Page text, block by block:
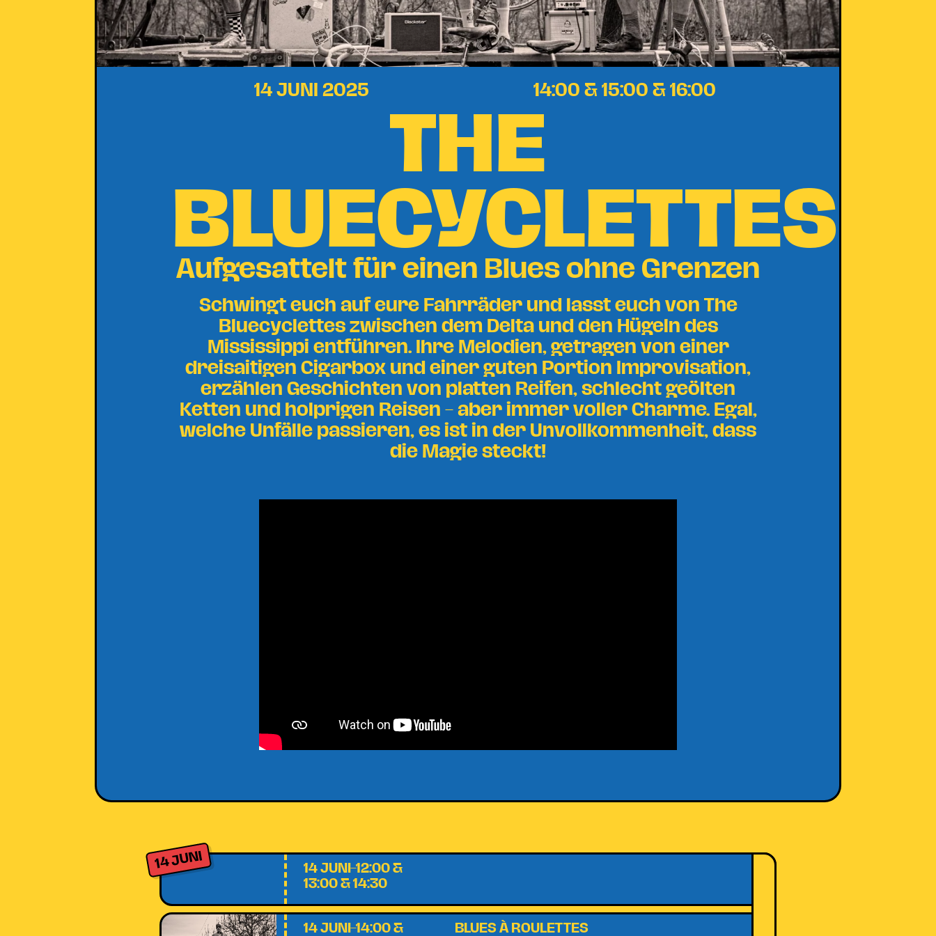
14 JUNI 2025 14:00 & 15:00 & 16:00
THE
BLUECYCLETTES
Aufgesattelt für einen Blues ohne Grenzen
Schwingt euch auf eure Fahrräder und lasst euch von The
Bluecyclettes zwischen dem Delta und den Hügeln des
Mississippi entführen. Ihre Melodien, getragen von einer
dreisaitigen Cigarbox und einer guten Portion Improvisation,
erzählen Geschichten von platten Reifen, schlecht geölten
Ketten und holprigen Reisen – aber immer voller Charme. Egal,
welche Unfälle passieren, es ist in der Unvollkommenheit, dass
die Magie steckt!
14 JUNI 14 JUNI–12:00 &
13:00 & 14:30
14 JUNI–14:00 &
BLUES À ROULETTES